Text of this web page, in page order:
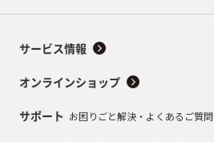
サービス情報
オンラインショップ
サポート お困りごと解決・よくあるご質問